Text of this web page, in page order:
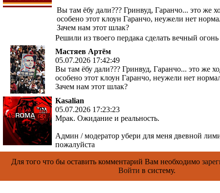
Вы там ёбу дали??? Гринвуд, Гаранчо... это же
особено этот клоун Гаранчо, неужели нет
Зачем нам этот шлак?
Решили из твоего пердака сделать вечный огонь
Мастяев Артём
05.07.2026 17:42:49
Вы там ёбу дали??? Гринвуд, Гаранчо... это же
особено этот клоун Гаранчо, неужели нет
Зачем нам этот шлак?
Kasalian
05.07.2026 17:23:23
Мрак. Ожидание и реальность.
Админ / модератор убери для меня двевной
пожалуйста
Для того что бы оставить комментарий Вам необходимо
Войти в систему.